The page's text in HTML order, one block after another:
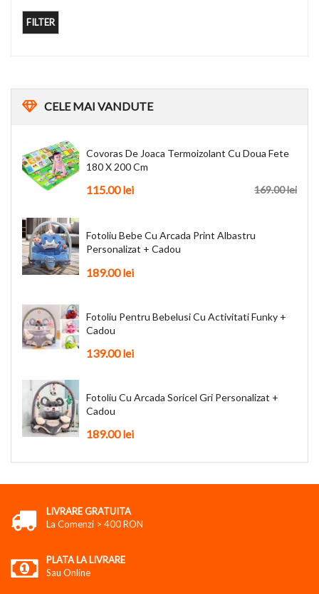
FILTER
CELEMAI VANDUTE
Covoras De Joaca Termoizolant Cu Doua Fete
180 X 200 Cm
169.00lei
115.00lei
Fotoliu Bebe Cu Arcada Print Albastru
Personalizat + Cadou
189.00lei
Fotoliu Pentru Bebelusi Cu Activitati Funky +
Cadou
139.00lei
Fotoliu Cu Arcada Soricel Gri Personalizat +
Cadou
189.00lei
LIVRARE GRATUITA
La Comenzi > 400 RON
PLATA LA LIVRARE
Sau Online